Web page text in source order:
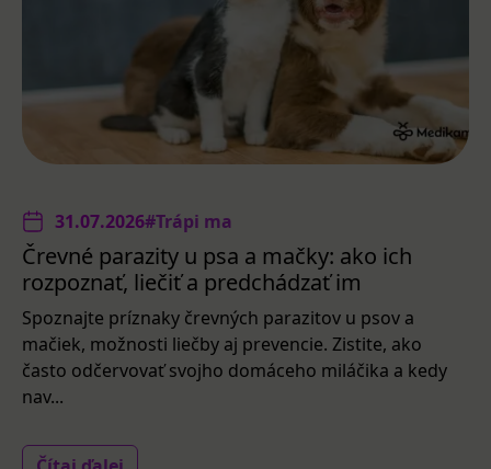
31.07.2026#Trápi ma
Črevné parazity u psa a mačky: ako ich
rozpoznať, liečiť a predchádzať im
Spoznajte príznaky črevných parazitov u psov a
mačiek, možnosti liečby aj prevencie. Zistite, ako
často odčervovať svojho domáceho miláčika a kedy
nav...